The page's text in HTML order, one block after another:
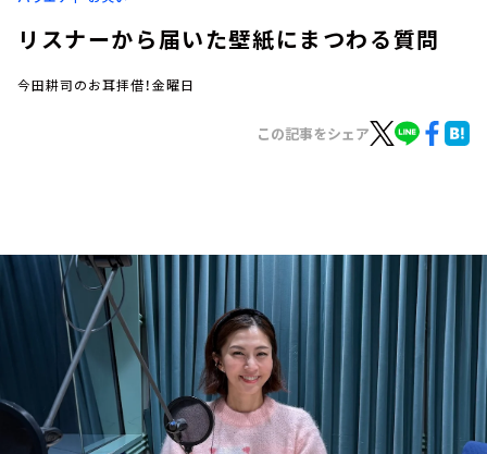
トピックス
TBS Podcast
お知らせ
イベント・グッズ
YouTube
会社情報
リスナーから届いた壁紙にまつわる質問
今田耕司のお耳拝借！金曜日
この記事をシェア